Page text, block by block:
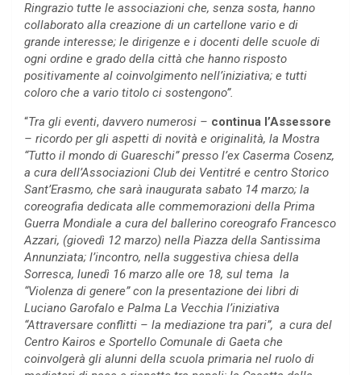
Ringrazio tutte le associazioni che, senza sosta, hanno
collaborato alla creazione di un cartellone vario e di
grande interesse; le dirigenze e i docenti delle scuole di
ogni ordine e grado della città che hanno risposto
positivamente al coinvolgimento nell’iniziativa; e tutti
coloro che a vario titolo ci sostengono”.
“Tra gli eventi, davvero numerosi – continua l’Assessore
– ricordo per gli aspetti di novità e originalità, la Mostra
“Tutto il mondo di Guareschi” presso l’ex Caserma Cosenz,
a cura dell’Associazioni Club dei Ventitré e centro Storico
Sant’Erasmo, che sarà inaugurata sabato 14 marzo; la
coreografia dedicata alle commemorazioni della Prima
Guerra Mondiale a cura del ballerino coreografo Francesco
Azzari, (giovedì 12 marzo) nella Piazza della Santissima
Annunziata; l’incontro, nella suggestiva chiesa della
Sorresca, lunedì 16 marzo alle ore 18, sul tema la
“Violenza di genere” con la presentazione dei libri di
Luciano Garofalo e Palma La Vecchia l’iniziativa
“Attraversare conflitti – la mediazione tra pari”, a cura del
Centro Kairos e Sportello Comunale di Gaeta che
coinvolgerà gli alunni della scuola primaria nel ruolo di